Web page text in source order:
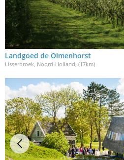
Landgoed de Olmenhorst
Lisserbroek, Noord-Holland , (17km)